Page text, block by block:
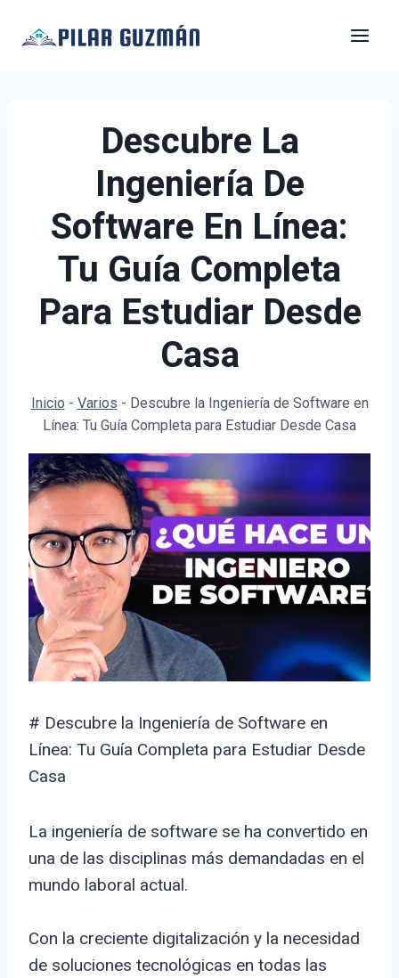
Descubre La
Ingeniería De
Software En Línea:
Tu Guía Completa
Para Estudiar Desde
Casa
Inicio - Varios - Descubre la Ingeniería de Software en
Línea: Tu Guía Completa para Estudiar Desde Casa
# Descubre la Ingeniería de Software en
Línea: Tu Guía Completa para Estudiar Desde
Casa
La ingeniería de software se ha convertido en
una de las disciplinas más demandadas en el
mundo laboral actual.
Con la creciente digitalización y la necesidad
de soluciones tecnológicas en todas las